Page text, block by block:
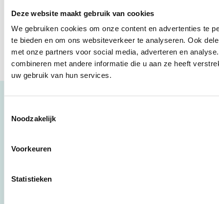
Deze website maakt gebruik van cookies
We gebruiken cookies om onze content en advertenties te
te bieden en om ons websiteverkeer te analyseren. Ook
met onze partners voor social media, adverteren en
combineren met andere informatie die u aan ze heeft
uw gebruik van hun services.
Noodzakelijk
Voorkeuren
Statistieken
wachtwoord: demodemo